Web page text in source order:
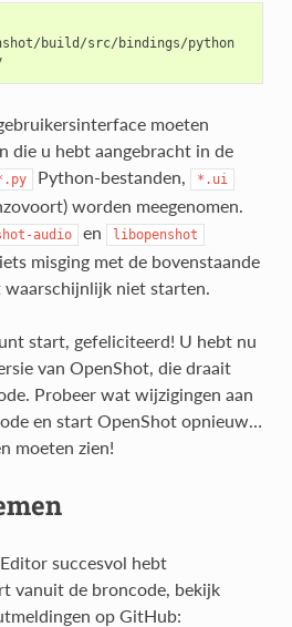
build/src/bindings/python
src/launch.py
moeten
die u hebt aangebracht in de
Python-bestanden, *.ui
worden meegenomen.
audio en libopenshot
misging met de bovenstaande
waarschijnlijk niet starten.
start, gefeliciteerd! U hebt nu
van OpenShot, die draait
Probeer wat wijzigingen aan
en start OpenShot opnieuw…
moeten zien!
succesvol hebt
vanuit de broncode, bekijk
op GitHub: